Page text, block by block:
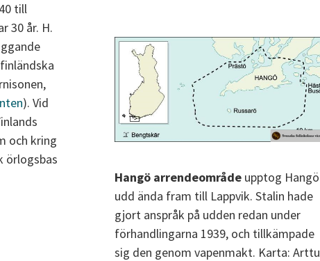
till
30 år. H.
). Vid
och kring
örlogsbas
Hangö arrendeområde upptog Hangö
udd ända fram till Lappvik. Stalin hade
gjort anspråk på udden redan under
förhandlingarna 1939, och tillkämpade
sig den genom vapenmakt. Karta: Arttu